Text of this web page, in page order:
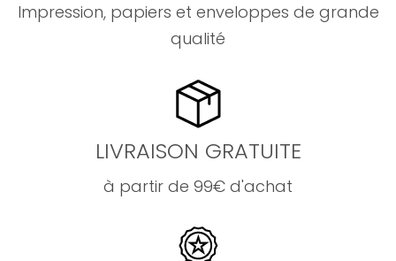
Impression, papiers et enveloppes de grande
qualité
LIVRAISON GRATUITE
à partir de 99€ d'achat